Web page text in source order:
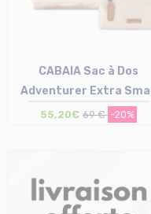
CABAIA Sac à Dos
Adventurer Extra Small
/alger
55,20€ 69 € -20%